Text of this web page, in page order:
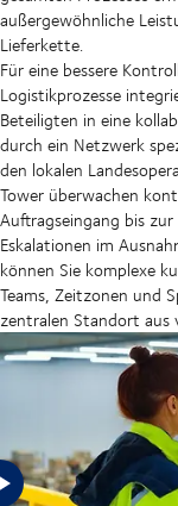
außergewöhnliche
Lieferkette.
Für eine bessere
Logistikprozesse
Beteiligten in eine
durch ein Netzwerk
den lokalen
Tower überwachen
Auftragseingang bis
Eskalationen im
können Sie komplexe
Teams, Zeitzonen und
zentralen Standort aus